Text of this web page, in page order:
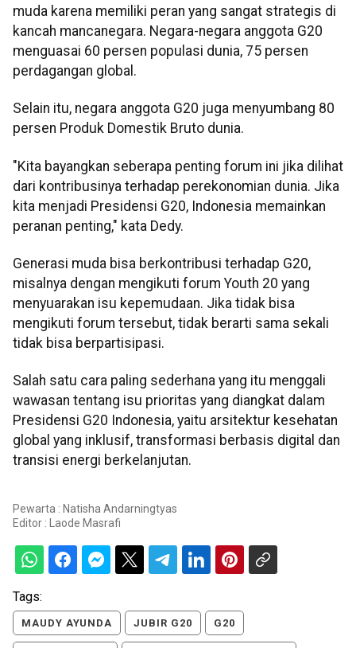
muda karena memiliki peran yang sangat strategis di
kancah mancanegara. Negara-negara anggota G20
menguasai 60 persen populasi dunia, 75 persen
perdagangan global.
Selain itu, negara anggota G20 juga menyumbang 80
persen Produk Domestik Bruto dunia.
"Kita bayangkan seberapa penting forum ini jika dilihat
dari kontribusinya terhadap perekonomian dunia. Jika
kita menjadi Presidensi G20, Indonesia memainkan
peranan penting," kata Dedy.
Generasi muda bisa berkontribusi terhadap G20,
misalnya dengan mengikuti forum Youth 20 yang
menyuarakan isu kepemudaan. Jika tidak bisa
mengikuti forum tersebut, tidak berarti sama sekali
tidak bisa berpartisipasi.
Salah satu cara paling sederhana yang itu menggali
wawasan tentang isu prioritas yang diangkat dalam
Presidensi G20 Indonesia, yaitu arsitektur kesehatan
global yang inklusif, transformasi berbasis digital dan
transisi energi berkelanjutan.
Pewarta : Natisha Andarningtyas
Editor :
Laode Masrafi
Tags:
MAUDY AYUNDA JUBIR G20 G20